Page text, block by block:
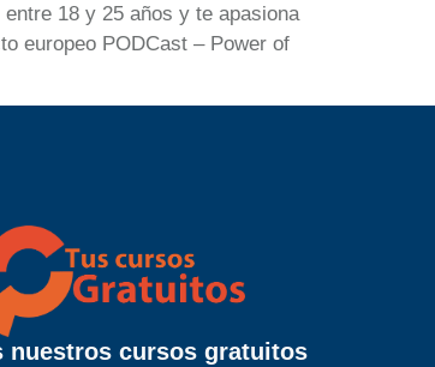
18 y 25 años y te apasiona
europeo PODCast – Power of
nuestros cursos gratuitos